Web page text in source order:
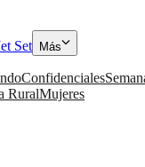
Set Más
Confidenciales
RuralMujeres